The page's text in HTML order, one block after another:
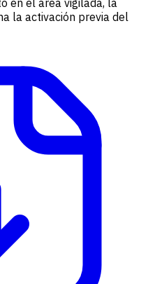
en el área vigilada, la
la activación previa del